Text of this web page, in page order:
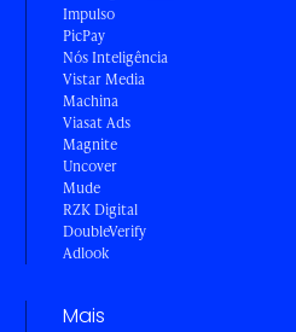
Impulso
PicPay
Nós Inteligência
Vistar Media
Machina
Viasat Ads
Magnite
Uncover
Mude
RZK Digital
DoubleVerify
Adlook
Mais